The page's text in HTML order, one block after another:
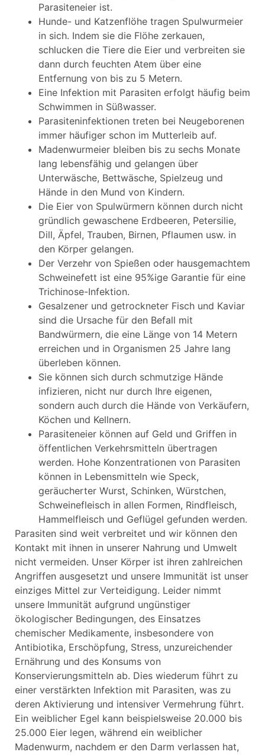
Parasiteneier ist.
Hunde- und Katzenflöhe tragen Spulwurmeier
in sich. Indem sie die Flöhe zerkauen,
schlucken die Tiere die Eier und verbreiten sie
dann durch feuchten Atem über eine
Entfernung von bis zu 5 Metern.
Eine Infektion mit Parasiten erfolgt häufig beim
Schwimmen in Süßwasser.
Parasiteninfektionen treten bei Neugeborenen
immer häufiger schon im Mutterleib auf.
Madenwurmeier bleiben bis zu sechs Monate
lang lebensfähig und gelangen über
Unterwäsche, Bettwäsche, Spielzeug und
Hände in den Mund von Kindern.
Die Eier von Spulwürmern können durch nicht
gründlich gewaschene Erdbeeren, Petersilie,
Dill, Äpfel, Trauben, Birnen, Pflaumen usw. in
den Körper gelangen.
Der Verzehr von Spießen oder hausgemachtem
Schweinefett ist eine 95%ige Garantie für eine
Trichinose-Infektion.
Gesalzener und getrockneter Fisch und Kaviar
sind die Ursache für den Befall mit
Bandwürmern, die eine Länge von 14 Metern
erreichen und in Organismen 25 Jahre lang
überleben können.
Sie können sich durch schmutzige Hände
infizieren, nicht nur durch Ihre eigenen,
sondern auch durch die Hände von Verkäufern,
Köchen und Kellnern.
Parasiteneier können auf Geld und Griffen in
öffentlichen Verkehrsmitteln übertragen
werden. Hohe Konzentrationen von Parasiten
können in Lebensmitteln wie Speck,
geräucherter Wurst, Schinken, Würstchen,
Schweinefleisch in allen Formen, Rindfleisch,
Hammelfleisch und Geflügel gefunden werden.
Parasiten sind weit verbreitet und wir können den
Kontakt mit ihnen in unserer Nahrung und Umwelt
nicht vermeiden. Unser Körper ist ihren zahlreichen
Angriffen ausgesetzt und unsere Immunität ist unser
einziges Mittel zur Verteidigung. Leider nimmt
unsere Immunität aufgrund ungünstiger
ökologischer Bedingungen, des Einsatzes
chemischer Medikamente, insbesondere von
Antibiotika, Erschöpfung, Stress, unzureichender
Ernährung und des Konsums von
Konservierungsmitteln ab. Dies wiederum führt zu
einer verstärkten Infektion mit Parasiten, was zu
deren Aktivierung und intensiver Vermehrung führt.
Ein weiblicher Egel kann beispielsweise 20.000 bis
25.000 Eier legen, während ein weiblicher
Madenwurm, nachdem er den Darm verlassen hat,